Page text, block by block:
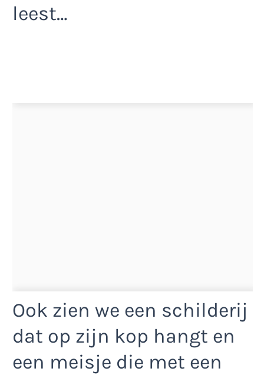
leest…
Ook zien we een schilderij
dat op zijn kop hangt en
een meisje die met een